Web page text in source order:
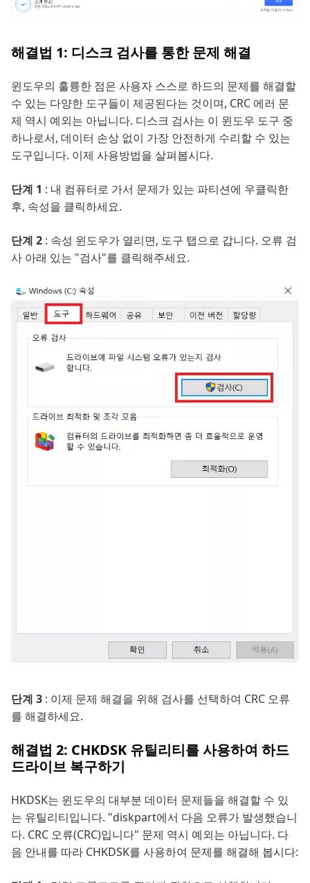
해결법 1: 디스크 검사를 통한 문제 해결
윈도우의 훌륭한 점은 사용자 스스로 하드의 문제를 해결할
수 있는 다양한 도구들이 제공된다는 것이며, CRC 에러 문
제 역시 예외는 아닙니다. 디스크 검사는 이 윈도우 도구 중
하나로서, 데이터 손상 없이 가장 안전하게 수리할 수 있는
도구입니다. 이제 사용방법을 살펴봅시다.
단계 1 : 내 컴퓨터로 가서 문제가 있는 파티션에 우클릭한
후, 속성을 클릭하세요.
단계 2 : 속성 윈도우가 열리면, 도구 탭으로 갑니다. 오류 검
사 아래 있는 "검사"를 클릭해주세요.
단계 3 : 이제 문제 해결을 위해 검사를 선택하여 CRC 오류
를 해결하세요.
해결법 2: CHKDSK 유틸리티를 사용하여 하드
드라이브 복구하기
HKDSK는 윈도우의 대부분 데이터 문제들을 해결할 수 있
는 유틸리티입니다. "diskpart에서 다음 오류가 발생했습니
다. CRC 오류(CRC)입니다" 문제 역시 예외는 아닙니다. 다
음 안내를 따라 CHKDSK를 사용하여 문제를 해결해 봅시다: